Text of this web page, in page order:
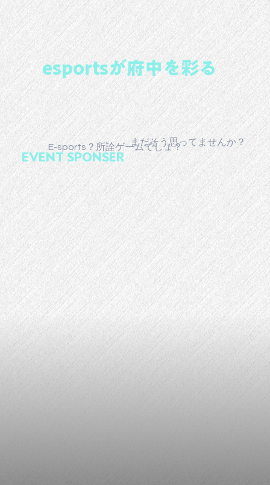
esportsが府中を彩る
E-sports？所詮ゲームでしょ？
まだそう思ってませんか？
EVENT SPONSER